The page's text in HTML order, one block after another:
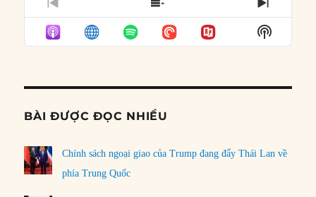
PREVIOUS
EPISODE
SHOW
EPISODES
LIST
NEXT
Show
Podcast
BÀI ĐƯỢC ĐỌC NHIỀU
Chính sách ngoại giao của Trump đang đẩy Thái Lan về
phía Trung Quốc